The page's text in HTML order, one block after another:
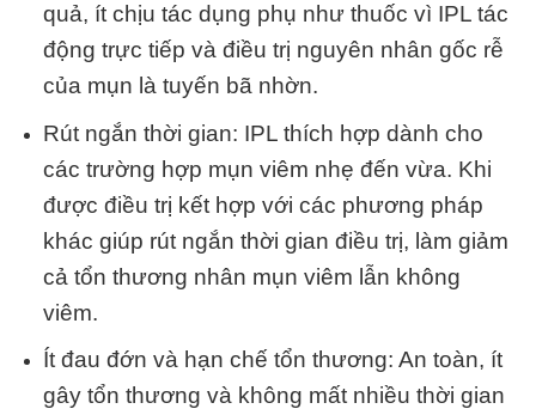
quả, ít chịu tác dụng phụ như thuốc vì IPL tác
động trực tiếp và điều trị nguyên nhân gốc rễ
của mụn là tuyến bã nhờn.
Rút ngắn thời gian: IPL thích hợp dành cho
các trường hợp mụn viêm nhẹ đến vừa. Khi
được điều trị kết hợp với các phương pháp
khác giúp rút ngắn thời gian điều trị, làm giảm
cả tổn thương nhân mụn viêm lẫn không
viêm.
Ít đau đớn và hạn chế tổn thương: An toàn, ít
gây tổn thương và không mất nhiều thời gian